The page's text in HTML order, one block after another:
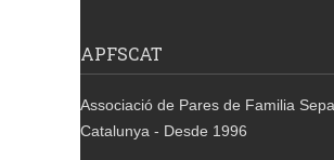
APFSCAT
Associació de Pares de Familia
Catalunya - Desde 1996